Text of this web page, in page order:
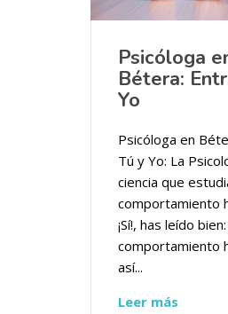
Psicóloga
Bétera:
Yo
Psicóloga en
Tú y Yo: La
ciencia que
comportamiento
¡Sí!, has leído
comportamiento
así...
Leer más